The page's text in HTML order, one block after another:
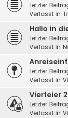
Letzter
Verfasst in
Hallo in
Letzter
Verfasst in
Letzter
Verfasst in
Vierfeier
Letzter
Verfasst in